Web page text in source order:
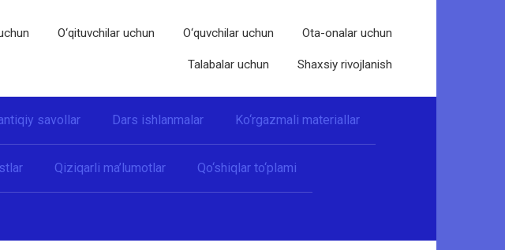
O‘qituvchilar uchun O‘quvchilar uchun Ota-onalar uchun
Talabalar uchun Shaxsiy rivojlanish
savollar Dars ishlanmalar Ko‘rgazmali materiallar
Qiziqarli ma’lumotlar Qo‘shiqlar to‘plami